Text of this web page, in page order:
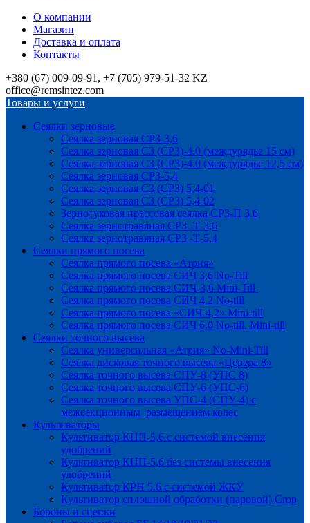
О компании
Магазин
Доставка и оплата
Контакты
+380 (67) 009-09-91, +7 (705) 979-51-32 KZ
office@remsintez.com
Товары и услуги
Сеялки зерновые
Сеялка зерновая СРЗ-3,6
Сеялка зерновая СЗ (СРЗ)-4.0 (междурядье 15 см)
Сеялка зерновая СЗ (СРЗ)-4.0 (междурядье 12,5 см)
Сеялка зерновая СРЗ-5,4
Сеялка зерновая СЗ (СРЗ) 5,4-01
Сеялка зерновая СЗ (СРЗ) 5,4-02
Зернотуковая прессовая сеялка СРЗ-П 3.6
Сеялка зернотравяная СРЗ -Т-3,6
Сеялка зернотравяная СРЗ -Т-5,4
Сеялки прямого посева
Сеялка прямого посева «Атрия»
Сеялка прямого посева СИЧ 3,6 No-Till
Сеялка прямого посева СИЧ-3,6 Mini-Till
Сеялка прямого посева СИЧ 4,2 No-till
Сеялка прямого посева «СИЧ-4,2» Mini-till
Сеялка прямого посева СИЧ 6.0 No-till, Mini-till
Сеялки точного высева
Сеялка универсальная «Атрия» No-Mini-Till
Сеялка дисковая точного высева «Церера 8»
Сеялка точного высева СПУ-8 (УПС 8)
Сеялка точного высева СПУ-6 (УПС-6)
Сеялка точного высева УПС-4 (СПУ-4) с
межсекционным размещением колес
Культиваторы
Культиватор КНП-5,6 с системой внесения
удобрений
Культиватор КНП-5,6 без системы внесения
удобрений
Культиватор КРН 5.6 с системой ЖКУ
Культиватор сплошной обработки (паровой) Crop
Бороны и сцепки